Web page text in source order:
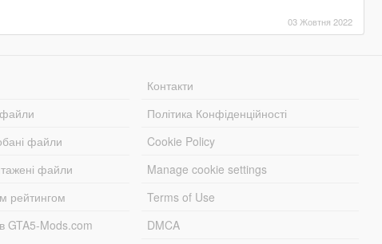
03 Жовтня 2022
файли
файли
рейтингом
GTA5-Mods.com
Контакти
Політика Конфіденційності
Cookie Policy
Manage cookie settings
Terms of Use
DMCA